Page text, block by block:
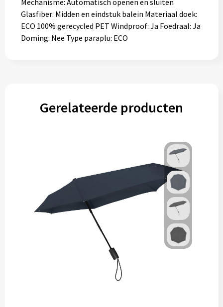
Mechanisme: Automatisch openen en sluiten
Glasfiber: Midden en eindstuk balein Materiaal doek:
ECO 100% gerecycled PET Windproof: Ja Foedraal: Ja
Doming: Nee Type paraplu: ECO
Gerelateerde producten